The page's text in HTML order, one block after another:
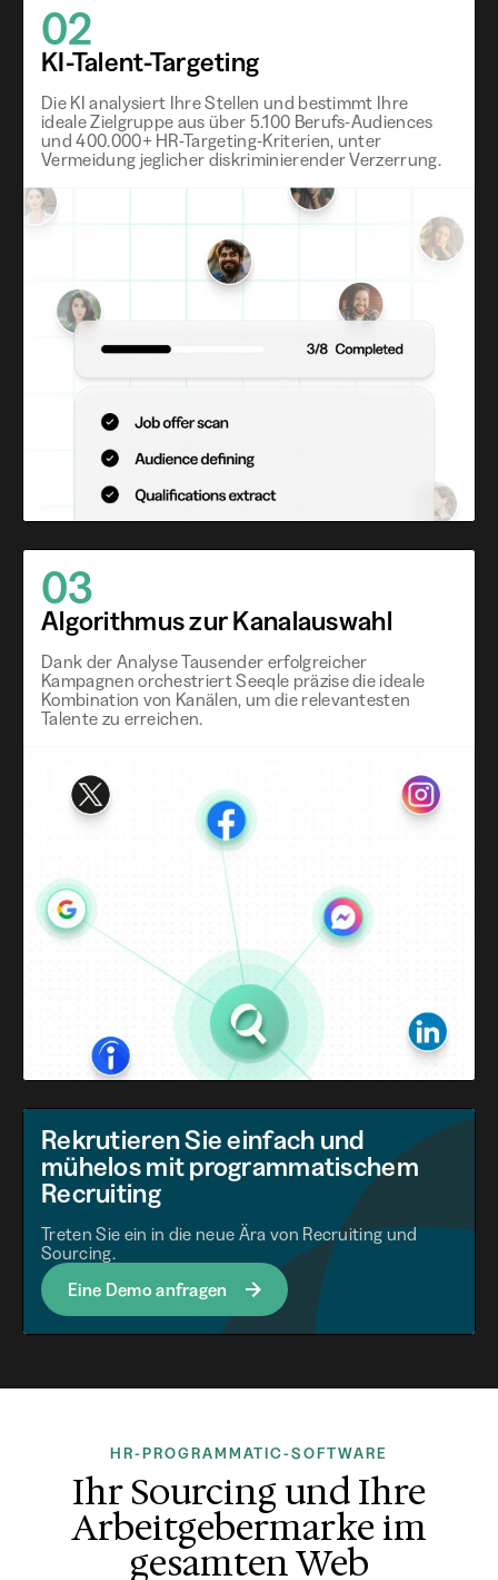
02
KI-Talent-Targeting
Die KI analysiert Ihre Stellen und bestimmt Ihre
ideale Zielgruppe aus über 5.100 Berufs-Audiences
und 400.000+ HR-Targeting-Kriterien, unter
Vermeidung jeglicher diskriminierender Verzerrung.
03
Algorithmus zur Kanalauswahl
Dank der Analyse Tausender erfolgreicher
Kampagnen orchestriert Seeqle präzise die ideale
Kombination von Kanälen, um die relevantesten
Talente zu erreichen.
Rekrutieren Sie einfach und
mühelos mit programmatischem
Recruiting
Treten Sie ein in die neue Ära von Recruiting und
Sourcing.
Eine Demo anfragen
HR-PROGRAMMATIC-SOFTWARE
Ihr Sourcing und Ihre
Arbeitgebermarke im
gesamten Web